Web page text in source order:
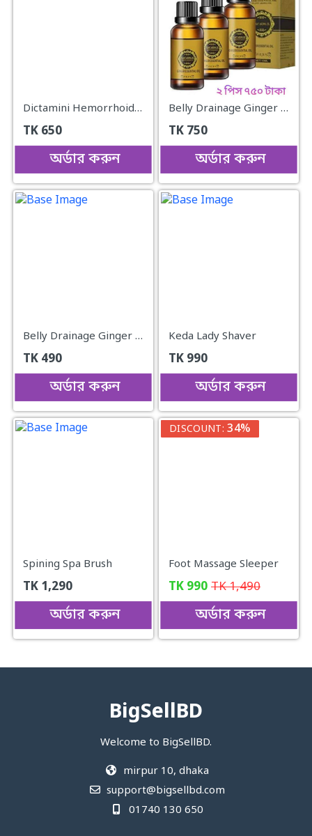
Dictamini Hemorrhoids Cream 3 PSC
TK 650
অর্ডার করুন
Belly Drainage Ginger Essential Oil.. (2pc)
TK 750
অর্ডার করুন
Belly Drainage Ginger Essential Oil..
TK 490
অর্ডার করুন
Keda Lady Shaver
TK 990
অর্ডার করুন
Spining Spa Brush
TK 1,290
অর্ডার করুন
DISCOUNT: 34%
Foot Massage Sleeper
TK 990 TK1,490
অর্ডার করুন
BigSellBD
Welcome to BigSellBD.
mirpur 10, dhaka
support@bigsellbd.com
01740 130 650